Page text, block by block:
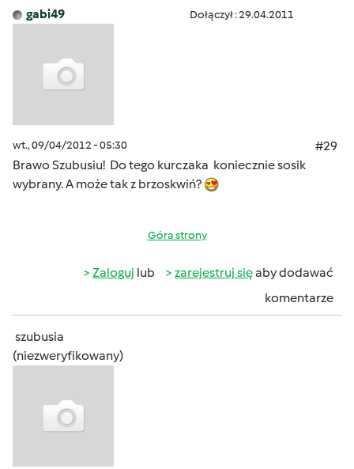
gabi49 Dołączył : 29.04.2011
wt., 09/04/2012 - 05:30
#29
Brawo Szubusiu! Do tego kurczaka koniecznie sosik
wybrany. A może tak z brzoskwiń?
Góra strony
Zaloguj lub zarejestruj sięaby dodawać
komentarze
szubusia
(niezweryfikowany)